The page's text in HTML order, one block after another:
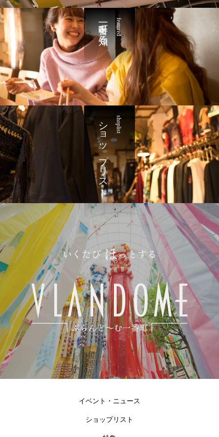
featured
一番町を知る
shoplist
ショップリスト
イベント・ニュース
ショップリスト